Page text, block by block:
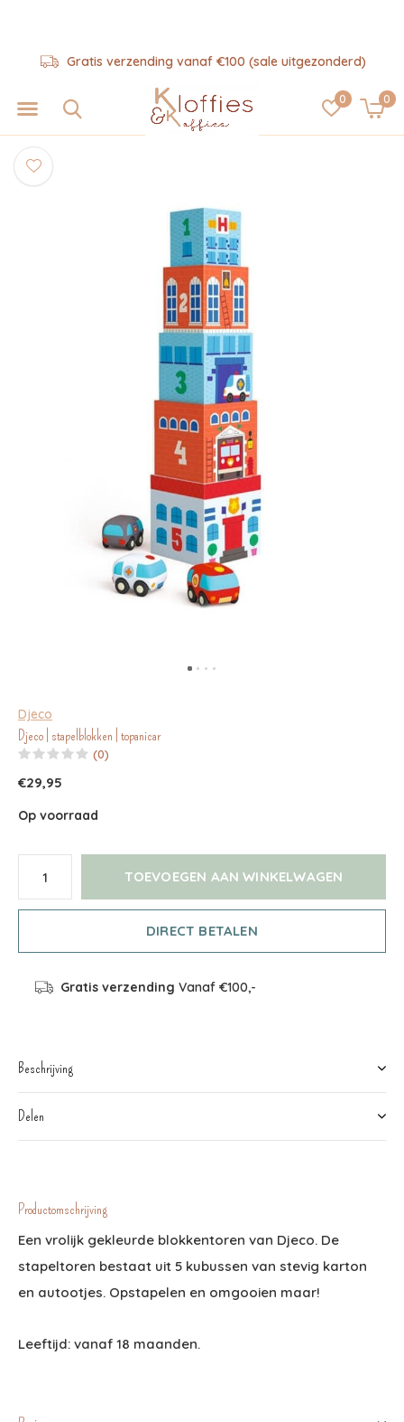
0 0
Gratis verzending vanaf €100 (sale uitgezonderd)
Djeco
Djeco | stapelblokken | topanicar
(0)
€29,95
Op voorraad
TOEVOEGEN AAN WINKELWAGEN
DIRECT BETALEN
Gratis verzending Vanaf €100,-
Beschrijving
Delen
Productomschrijving
Een vrolijk gekleurde blokkentoren van Djeco. De
stapeltoren bestaat uit 5 kubussen van stevig karton
en autootjes. Opstapelen en omgooien maar!
Leeftijd: vanaf 18 maanden.